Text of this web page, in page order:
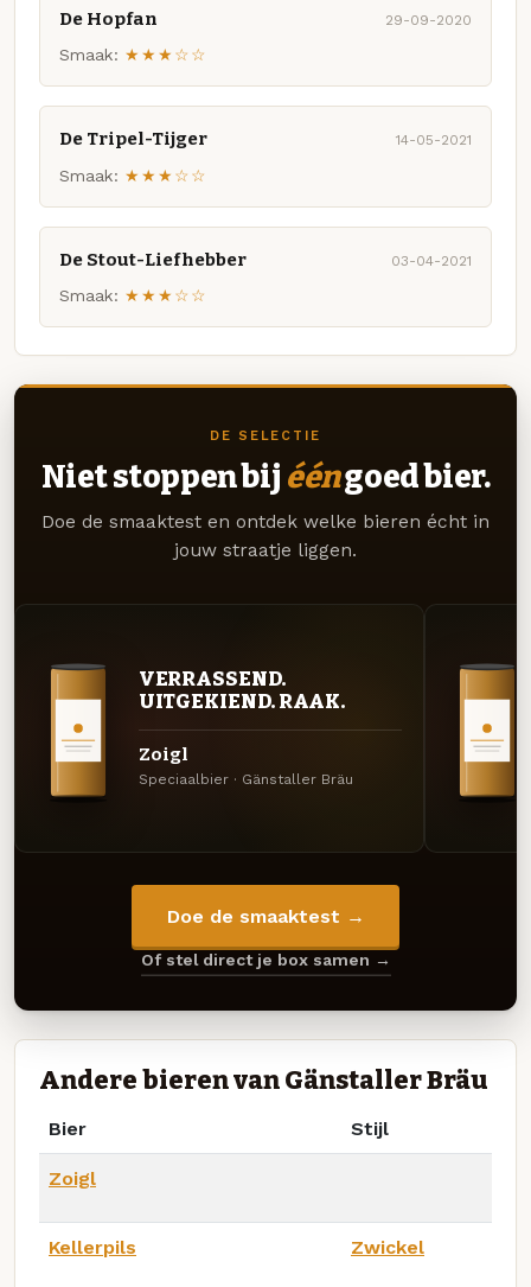
De Hopfan 29-09-2020
Smaak: ★★★☆☆
De Tripel-Tijger 14-05-2021
Smaak: ★★★☆☆
De Stout-Liefhebber 03-04-2021
Smaak: ★★★☆☆
DE SELECTIE
Niet stoppen bij ééngoed bier.
Doe de smaaktest en ontdek welke bieren écht in
jouw straatje liggen.
VERRASSEND.
UITGEKIEND. RAAK.
Zoigl
Speciaalbier · Gänstaller Bräu
Doe de smaaktest →
Of stel direct je box samen →
Andere bieren van Gänstaller Bräu
Bier Stijl
Zoigl
Kellerpils Zwickel